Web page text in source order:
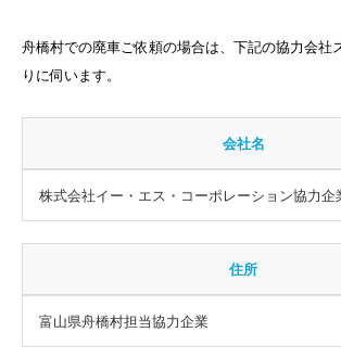
舟橋村での廃車ご依頼の場合は、下記の協力会社
りに伺います。
会社名
株式会社イー・エス・コーポレーション協力企
住所
富山県舟橋村担当協力企業